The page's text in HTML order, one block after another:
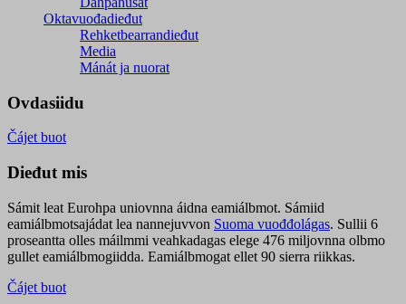
Oktavuođadieđut
Rehketbearrandieđut
Media
Mánát ja nuorat
Ovdasiidu
Čájet buot
Dieđut mis
Sámit leat Eurohpa uniovnna áidna eamiálbmot. Sámiid
eamiálbmotsajádat lea nannejuvvon Suoma vuođđolágas. Sullii 6
proseantta olles máilmmi veahkadagas elege 476 miljovnna olbmo
gullet eamiálbmogiidda. Eamiálbmogat ellet 90 sierra riikkas.
Čájet buot